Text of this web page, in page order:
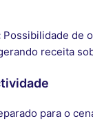
Possibilidade de
receita
para o